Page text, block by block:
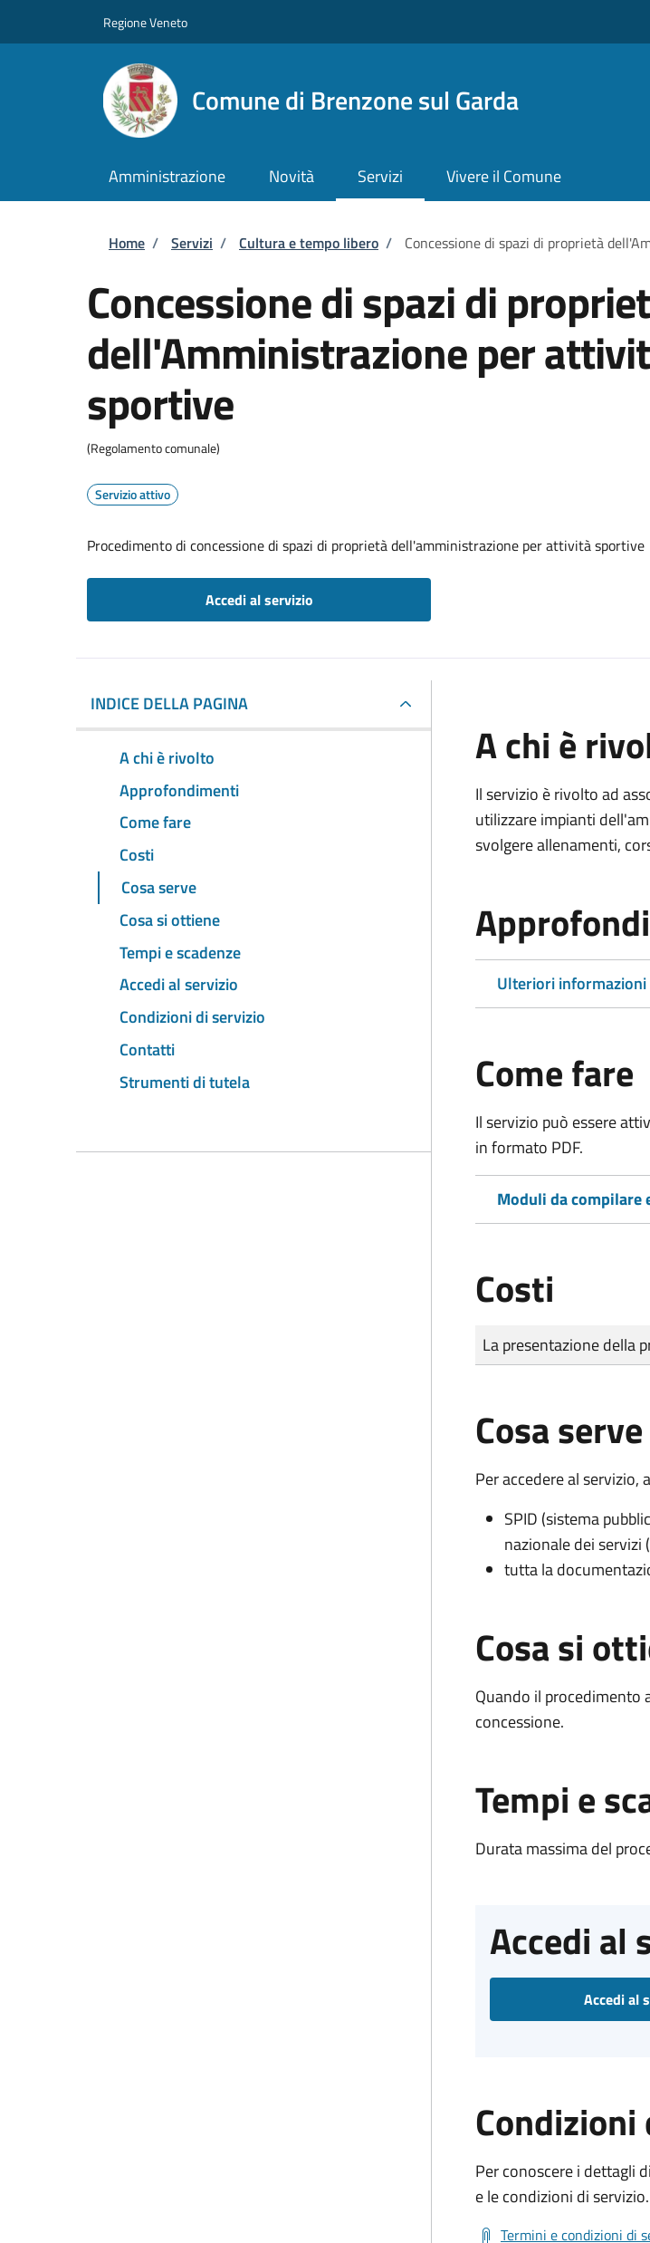
Regione Veneto
Comune di Brenzone sul Garda
Amministrazione Novità Servizi Vivere il Comune
Briciole di pane
Home / Servizi / Cultura e tempo libero / Concessione di spazi di proprietà
Concessione di spazi di
dell'Amministrazione per
sportive
(Regolamento comunale)
Servizio attivo
Procedimento di concessione di spazi di proprietà dell'amministrazione per attività sportive
Accedi al servizio
INDICE DELLA PAGINA
A chi è rivolto
Approfondimenti
Come fare
Costi
Cosa serve
Cosa si ottiene
Tempi e scadenze
Accedi al servizio
Condizioni di servizio
Contatti
Strumenti di tutela
A chi è
Il servizio è rivolto ad
utilizzare impianti
svolgere allenamenti,
Ulteriori informazioni
Come fare
Il servizio può essere
in formato PDF.
Moduli da compilare
Costi
Tipo di pagamento
Importo
La presentazione della
Cosa serve
Per accedere al servizio,
SPID (sistema
nazionale dei servizi
tutta la
Cosa si
Quando il
concessione.
Tempi e
Durata massima del
Accedi al
Accedi al
Per conoscere i dettagli
e le condizioni di servizio.
Termini e condizioni di